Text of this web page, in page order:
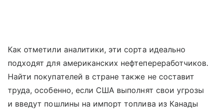
Как отметили аналитики, эти сорта идеально
подходят для американских нефтепереработчиков.
Найти покупателей в стране также не составит
труда, особенно, если США выполнят свои угрозы
и введут пошлины на импорт топлива из Канады